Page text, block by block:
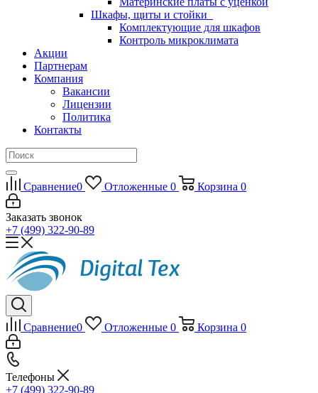
Шкафы, щиты и стойки
Комплектующие для шкафов
Контроль микроклимата
Акции
Партнерам
Компания
Вакансии
Лицензии
Политика
Контакты
Сравнение0 Отложенные 0 Корзина 0
Заказать звонок
+7 (499) 322-90-89
Сравнение0 Отложенные 0 Корзина 0
Телефоны
+7 (499) 322-90-89